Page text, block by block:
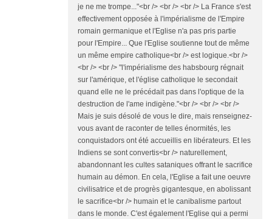
je ne me trompe..."<br /> <br /> <br /> La France s'est
effectivement opposée à l'impérialisme de l'Empire
romain germanique et l'Eglise n'a pas pris partie
pour l'Empire... Que l'Eglise soutienne tout de même
un même empire catholique<br /> est logique.<br />
<br /> <br /> "l'impérialisme des habsbourg régnait
sur l'amérique, et l'église catholique le secondait
quand elle ne le précédait pas dans l'optique de la
destruction de l'ame indigène."<br /> <br /> <br />
Mais je suis désolé de vous le dire, mais renseignez-
vous avant de raconter de telles énormités, les
conquistadors ont été accueillis en libérateurs. Et les
Indiens se sont convertis<br /> naturellement,
abandonnant les cultes sataniques offrant le sacrifice
humain au démon. En cela, l'Eglise a fait une oeuvre
civilisatrice et de progrès gigantesque, en abolissant
le sacrifice<br /> humain et le canibalisme partout
dans le monde. C'est également l'Eglise qui a permi